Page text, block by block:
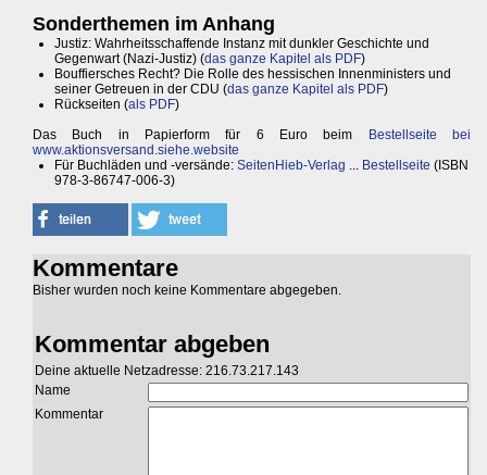
Sonderthemen im Anhang
Justiz: Wahrheitsschaffende Instanz mit dunkler Geschichte und
Gegenwart (Nazi-Justiz) (das ganze Kapitel als PDF)
Bouffiersches Recht? Die Rolle des hessischen Innenministers und
seiner Getreuen in der CDU (das ganze Kapitel als PDF)
Rückseiten (als PDF)
Das Buch in Papierform für 6 Euro beim
Bestellseite bei
www.aktionsversand.siehe.website
Für Buchläden und -versände: SeitenHieb-Verlag ... Bestellseite (ISBN
978-3-86747-006-3)
Kommentare
Bisher wurden noch keine Kommentare abgegeben.
Kommentar abgeben
Deine aktuelle Netzadresse: 216.73.217.143
Name
Kommentar